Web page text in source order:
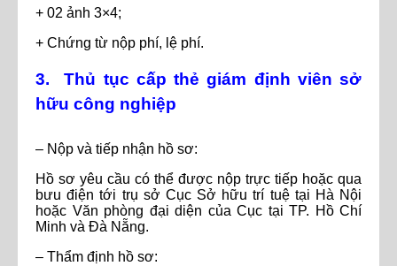
+ 02 ảnh 3×4;
+ Chứng từ nộp phí, lệ phí.
3. Thủ tục cấp thẻ giám định viên sở
hữu công nghiệp
– Nộp và tiếp nhận hồ sơ:
Hồ sơ yêu cầu có thể được nộp trực tiếp hoặc qua
bưu điện tới trụ sở Cục Sở hữu trí tuệ tại Hà Nội
hoặc Văn phòng đại diện của Cục tại TP. Hồ Chí
Minh và Đà Nẵng.
– Thẩm định hồ sơ: